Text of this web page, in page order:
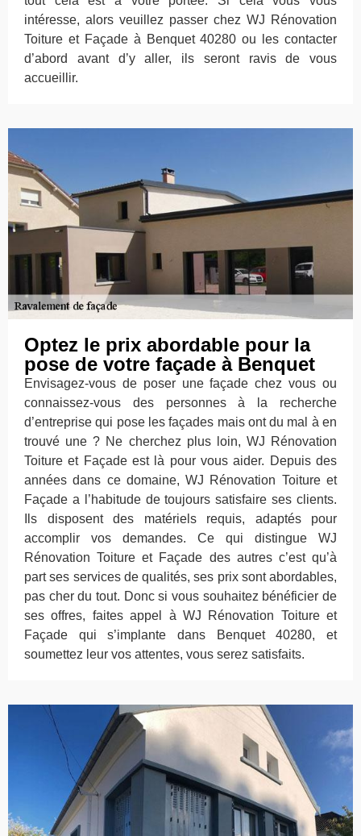
intéresse, alors veuillez passer chez WJ Rénovation
Toiture et Façade à Benquet 40280 ou les contacter
d’abord avant d’y aller, ils seront ravis de vous
accueillir.
Optez le prix abordable pour la
pose de votre façade à Benquet
Envisagez-vous de poser une façade chez vous ou
connaissez-vous des personnes à la recherche
d’entreprise qui pose les façades mais ont du mal à en
trouvé une ? Ne cherchez plus loin, WJ Rénovation
Toiture et Façade est là pour vous aider. Depuis des
années dans ce domaine, WJ Rénovation Toiture et
Façade a l’habitude de toujours satisfaire ses clients.
Ils disposent des matériels requis, adaptés pour
accomplir vos demandes. Ce qui distingue WJ
Rénovation Toiture et Façade des autres c’est qu’à
part ses services de qualités, ses prix sont abordables,
pas cher du tout. Donc si vous souhaitez bénéficier de
ses offres, faites appel à WJ Rénovation Toiture et
Façade qui s’implante dans Benquet 40280, et
soumettez leur vos attentes, vous serez satisfaits.